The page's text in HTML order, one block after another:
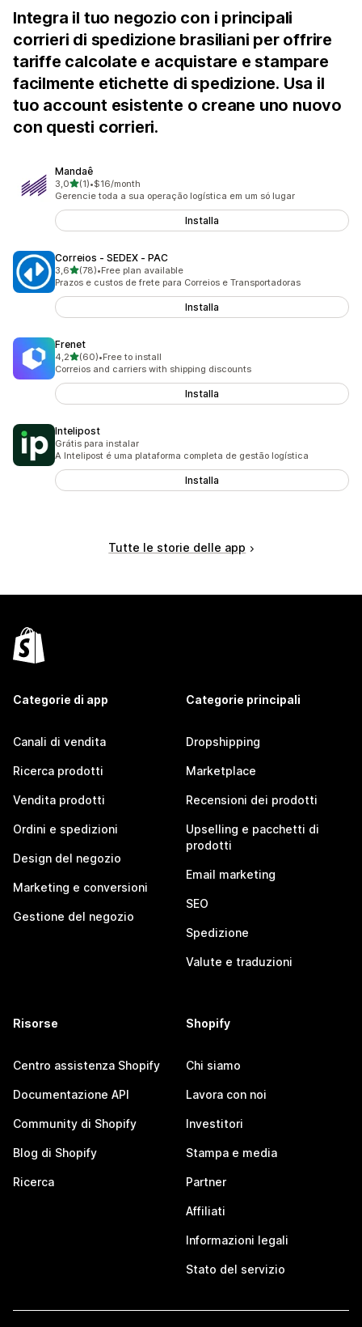
Integra il tuo negozio con i principali
corrieri di spedizione brasiliani per offrire
tariffe calcolate e acquistare e stampare
facilmente etichette di spedizione. Usa il
tuo account esistente o creane uno nuovo
con questi corrieri.
Mandaê
3,0stelle su 5
(1)
1 recensioni totali
•$16/month
Gerencie toda a sua operação logística em um só lugar
Installa
Correios ‑ SEDEX ‑ PAC
3,6stelle su 5
(78)
78 recensioni totali
•Free plan available
Prazos e custos de frete para Correios e Transportadoras
Installa
Frenet
4,2stelle su 5
(60)
60 recensioni totali
•Free to install
Correios and carriers with shipping discounts
Installa
Intelipost
Grátis para instalar
A Intelipost é uma plataforma completa de gestão logística
Installa
Tutte le storie delle app
Categorie di app
Canali di vendita
Ricerca prodotti
Vendita prodotti
Ordini e spedizioni
Design del negozio
Marketing e conversioni
Gestione del negozio
Categorie principali
Dropshipping
Marketplace
Recensioni dei prodotti
Upselling e pacchetti di
prodotti
Email marketing
SEO
Spedizione
Valute e traduzioni
Risorse
Centro assistenza Shopify
Documentazione API
Community di Shopify
Blog di Shopify
Ricerca
Shopify
Chi siamo
Lavora con noi
Investitori
Stampa e media
Partner
Affiliati
Informazioni legali
Stato del servizio